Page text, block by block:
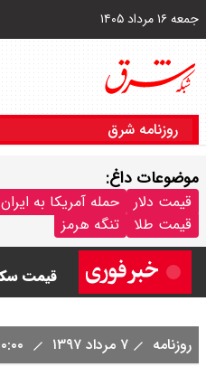
جمعه ۱۶ مرداد ۱۴۰۵
روزنامه شرق
موضوعات داغ:
قیمت دلار حمله آمریکا به ایران
قیمت طلا
تنگه هرمز
۱۴۰۵ اعلام شد + جدول
۱۴۰۵ اعلام شد/ کاهش قیمت سکه
روزنامه ۷ مرداد ۱۳۹۷